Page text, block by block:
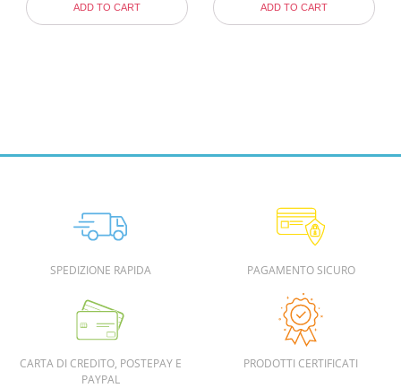
ADD TO CART ADD TO CART
SPEDIZIONE RAPIDA PAGAMENTO SICURO
CARTA DI CREDITO, POSTEPAY E
PAYPAL
PRODOTTI CERTIFICATI